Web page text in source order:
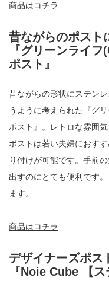
商品はコチラ
昔ながらのポスト
『グリーンライ
ポスト』
昔ながらの形状にステン
うように考えられた『グ
ポスト』。レトロな雰囲
ポストは若い夫婦におす
り付けが可能です。手前
出すのにとても便利です
ます。
商品はコチラ
デザイナーズポス
『Noie Cube 【